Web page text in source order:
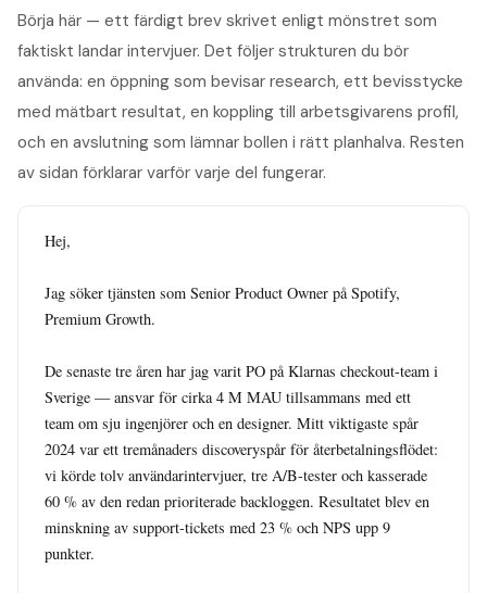
Börja här — ett färdigt brev skrivet enligt mönstret som
faktiskt landar intervjuer. Det följer strukturen du bör
använda: en öppning som bevisar research, ett bevisstycke
med mätbart resultat, en koppling till arbetsgivarens profil,
och en avslutning som lämnar bollen i rätt planhalva. Resten
av sidan förklarar varför varje del fungerar.
Hej,
Jag söker tjänsten som Senior Product Owner på Spotify,
Premium Growth.
De senaste tre åren har jag varit PO på Klarnas checkout-team i
Sverige — ansvar för cirka 4 M MAU tillsammans med ett
team om sju ingenjörer och en designer. Mitt viktigaste spår
2024 var ett tremånaders discoveryspår för återbetalningsflödet:
vi körde tolv användarintervjuer, tre A/B-tester och kasserade
60 % av den redan prioriterade backloggen. Resultatet blev en
minskning av support-tickets med 23 % och NPS upp 9
punkter.